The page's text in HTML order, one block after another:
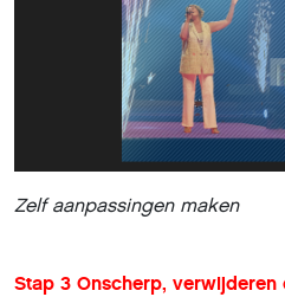
Zelf aanpassingen maken
Stap 3 Onscherp, verwijderen